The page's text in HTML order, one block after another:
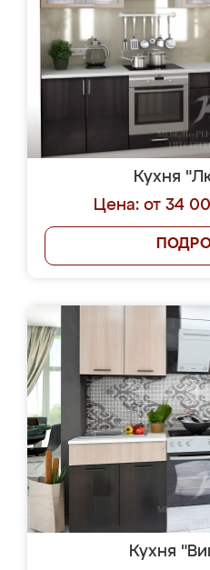
Кухня
Цена: от 34
Кухня